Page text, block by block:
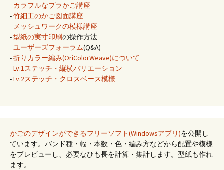
- カラフルなプラかご講座
-竹細工のかご図面講座
- メッシュワークの模様講座
-型紙の実寸印刷の操作方法
-ユーザーズフォーラム(Q&A)
-折りカラー編み(OriColorWeave)について
-Lv.1ステッチ・縦横バリエーション
-Lv.2ステッチ・クロスベース模様
かごのデザインができるフリーソフト(Windowsアプリ)を公開し
ています。バンド種・幅・本数・色・編み方などから配置や模様
をプレビューし、必要なひも長を計算・集計します。型紙も作れ
ます。